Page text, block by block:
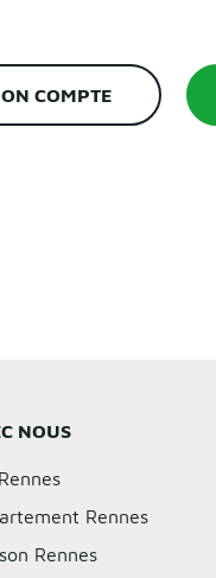
COMPTE
NOUS
Rennes
Rennes